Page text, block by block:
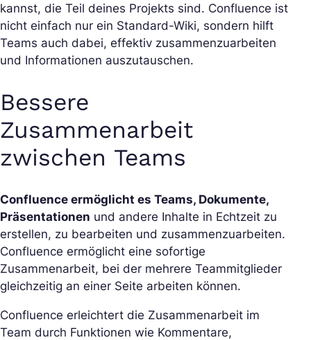
kannst, die Teil deines Projekts sind. Confluence ist
nicht einfach nur ein Standard-Wiki, sondern hilft
Teams auch dabei, effektiv zusammenzuarbeiten
und Informationen auszutauschen.
Bessere
Zusammenarbeit
zwischen Teams
Confluence ermöglicht es Teams, Dokumente,
Präsentationen und andere Inhalte in Echtzeit zu
erstellen, zu bearbeiten und zusammenzuarbeiten.
Confluence ermöglicht eine sofortige
Zusammenarbeit, bei der mehrere Teammitglieder
gleichzeitig an einer Seite arbeiten können.
Confluence erleichtert die Zusammenarbeit im
Team durch Funktionen wie Kommentare,